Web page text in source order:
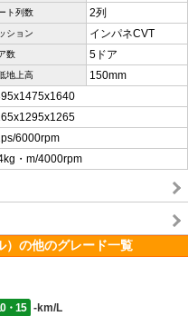
ト列数 2列
ション インパネCVT
数 5ドア
地上高 150mm
6000rpm
・m/4000rpm
）の他のグレード一覧
・15
-km/L